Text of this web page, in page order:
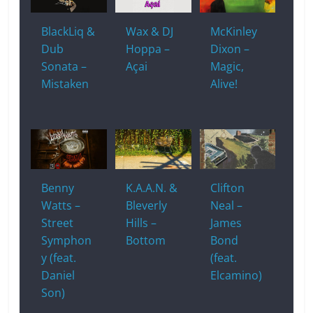
o
k
at p k
BlackLiq &
Dub
Sonata –
Mistaken
Wax & DJ
Hoppa –
Açai
McKinley
Dixon –
Magic,
Alive!
Benny
Watts –
Street
Symphon
y (feat.
Daniel
Son)
K.A.A.N. &
Bleverly
Hills –
Bottom
Clifton
Neal –
James
Bond
(feat.
Elcamino)